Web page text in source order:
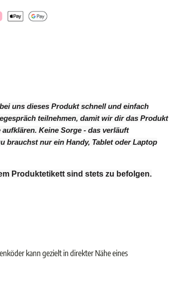
uns dieses Produkt schnell und einfach
teilnehmen, damit wir dir das Produkt
Keine Sorge - das verläuft
brauchst nur ein Handy, Tablet oder Laptop
Produktetikett sind stets zu befolgen.
kann gezielt in direkter Nähe eines